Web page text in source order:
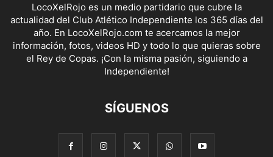
LocoXelRojo es un medio partidario que cubre la
actualidad del Club Atlético Independiente los 365 días del
año. En LocoXelRojo.com te acercamos la mejor
información, fotos, videos HD y todo lo que quieras sobre
el Rey de Copas. ¡Con la misma pasión, siguiendo a
Independiente!
SÍGUENOS